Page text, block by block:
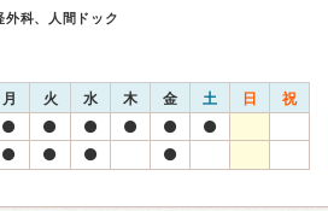
外科、人間ドック
月 火 水 木 金 土 日 祝